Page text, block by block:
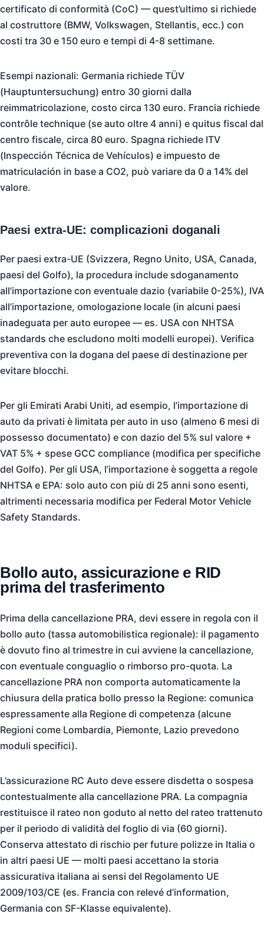
certificato di conformità (CoC) — quest’ultimo si richiede
al costruttore (BMW, Volkswagen, Stellantis, ecc.) con
costi tra 30 e 150 euro e tempi di 4-8 settimane.
Esempi nazionali: Germania richiede TÜV
(Hauptuntersuchung) entro 30 giorni dalla
reimmatricolazione, costo circa 130 euro. Francia richiede
contrôle technique (se auto oltre 4 anni) e quitus fiscal dal
centro fiscale, circa 80 euro. Spagna richiede ITV
(Inspección Técnica de Vehículos) e impuesto de
matriculación in base a CO2, può variare da 0 a 14% del
valore.
Paesi extra-UE: complicazioni doganali
Per paesi extra-UE (Svizzera, Regno Unito, USA, Canada,
paesi del Golfo), la procedura include sdoganamento
all’importazione con eventuale dazio (variabile 0-25%), IVA
all’importazione, omologazione locale (in alcuni paesi
inadeguata per auto europee — es. USA con NHTSA
standards che escludono molti modelli europei). Verifica
preventiva con la dogana del paese di destinazione per
evitare blocchi.
Per gli Emirati Arabi Uniti, ad esempio, l’importazione di
auto da privati è limitata per auto in uso (almeno 6 mesi di
possesso documentato) e con dazio del 5% sul valore +
VAT 5% + spese GCC compliance (modifica per specifiche
del Golfo). Per gli USA, l’importazione è soggetta a regole
NHTSA e EPA: solo auto con più di 25 anni sono esenti,
altrimenti necessaria modifica per Federal Motor Vehicle
Safety Standards.
Bollo auto, assicurazione e RID
prima del trasferimento
Prima della cancellazione PRA, devi essere in regola con il
bollo auto (tassa automobilistica regionale): il pagamento
è dovuto fino al trimestre in cui avviene la cancellazione,
con eventuale conguaglio o rimborso pro-quota. La
cancellazione PRA non comporta automaticamente la
chiusura della pratica bollo presso la Regione: comunica
espressamente alla Regione di competenza (alcune
Regioni come Lombardia, Piemonte, Lazio prevedono
moduli specifici).
L’assicurazione RC Auto deve essere disdetta o sospesa
contestualmente alla cancellazione PRA. La compagnia
restituisce il rateo non goduto al netto del rateo trattenuto
per il periodo di validità del foglio di via (60 giorni).
Conserva attestato di rischio per future polizze in Italia o
in altri paesi UE — molti paesi accettano la storia
assicurativa italiana ai sensi del Regolamento UE
2009/103/CE (es. Francia con relevé d’information,
Germania con SF-Klasse equivalente).